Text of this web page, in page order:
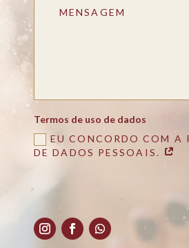
Termos de uso de dados
EU CONCORDO COM A
DE DADOS PESSOAIS.